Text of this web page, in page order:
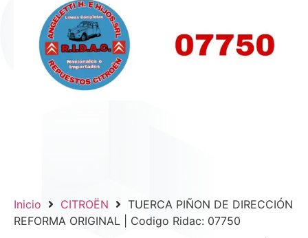
Inicio CITROËN
TUERCA PIÑON DE DIRECCIÓN
REFORMA ORIGINAL | Codigo Ridac: 07750